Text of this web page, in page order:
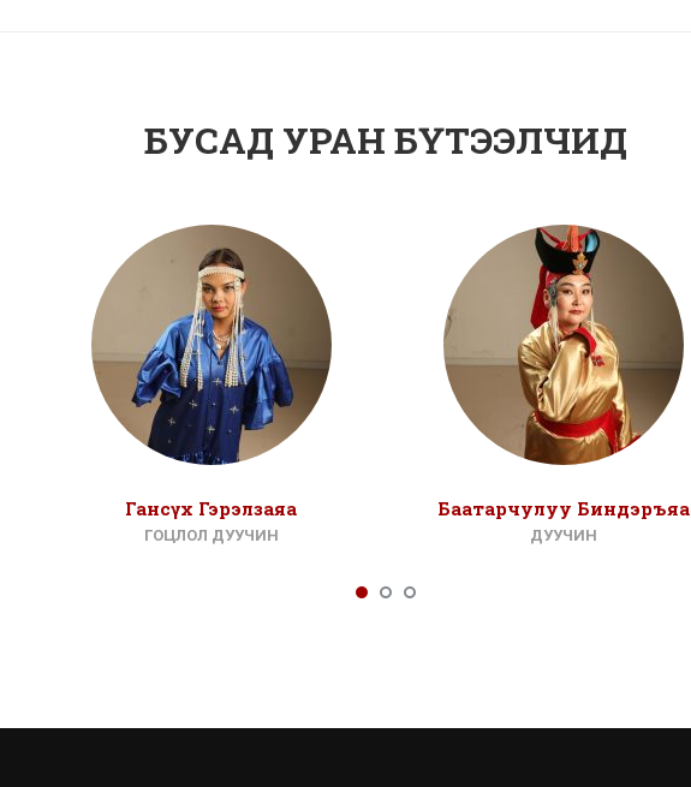
БУСАД УРАН БҮТЭЭЛЧИД
Гансүх Гэрэлзаяа
ГОЦЛОЛ ДУУЧИН
Баатарчулуу Биндэръяа
ДУУЧИН